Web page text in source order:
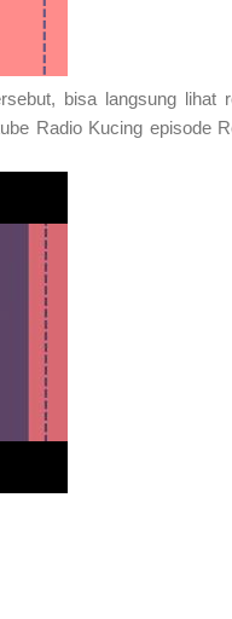
bisa langsung lihat
Radio Kucing episode